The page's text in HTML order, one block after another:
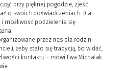
przy pięknej pogodzie, zjeść
o swoich doświadczeniach. Dla
i możliwość podzielenia się
przez nas dla rodzin
żeby stało się tradycją, bo widać,
kontaktu – mówi Ewa Michalak